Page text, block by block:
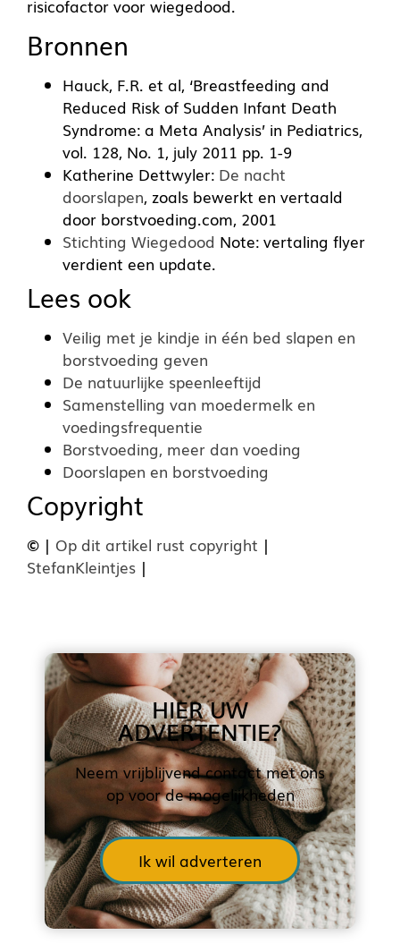
risicofactor voor wiegedood.
Bronnen
Hauck, F.R. et al, ‘Breastfeeding and
Reduced Risk of Sudden Infant Death
Syndrome: a Meta Analysis’ in Pediatrics,
vol. 128, No. 1, july 2011 pp. 1-9
Katherine Dettwyler: De nacht
doorslapen, zoals bewerkt en vertaald
door borstvoeding.com, 2001
Stichting Wiegedood Note: vertaling flyer
verdient een update.
Lees ook
Veilig met je kindje in één bed slapen en
borstvoeding geven
De natuurlijke speenleeftijd
Samenstelling van moedermelk en
voedingsfrequentie
Borstvoeding, meer dan voeding
Doorslapen en borstvoeding
Copyright
© | Op dit artikel rust copyright |
StefanKleintjes |
HIER UW
ADVERTENTIE?
Neem vrijblijvend contact met ons
op voor de mogelijkheden
Ik wil adverteren